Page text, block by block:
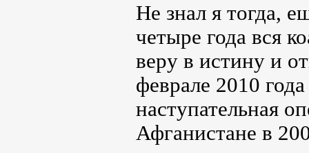
Не знал я тогда,
четыре года вся
веру в истину и
феврале 2010
наступательная
Афганистане в